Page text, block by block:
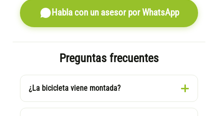
Habla con un asesor por WhatsApp
Preguntas frecuentes
¿La bicicleta viene montada?